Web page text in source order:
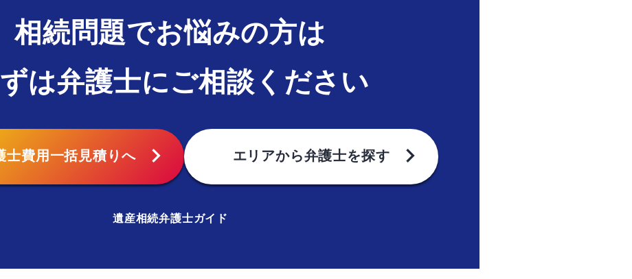
相続問題でお悩みの方は
は弁護士にご相談ください
士費用一括見積りへ chevron_right エリアから弁護士を探す chevron_right
遺産相続弁護士ガイド